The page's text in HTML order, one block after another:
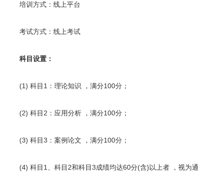
培训方式：线上平台
考试方式：线上考试
科目设置：
(1) 科目1：理论知识 ，满分100分；
(2) 科目2：应用分析 ，满分100分；
(3) 科目3：案例论文 ，满分100分；
(4) 科目1、科目2和科目3成绩均达60分(含)以上者 ，视为通